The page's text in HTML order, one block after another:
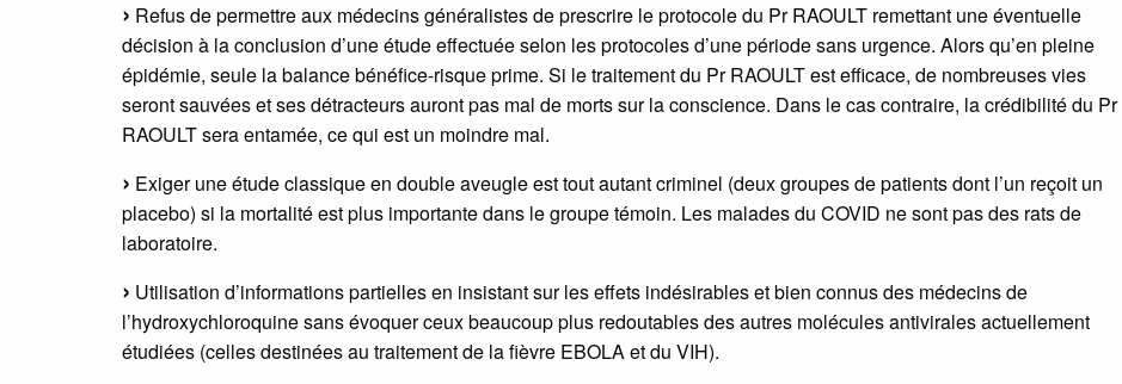
Refus de permettre aux médecins généralistes de prescrire le protocole du Pr RAOULT remettant une éventuelle
décision à la conclusion d’une étude effectuée selon les protocoles d’une période sans urgence. Alors qu’en pleine
épidémie, seule la balance bénéfice-risque prime. Si le traitement du Pr RAOULT est efficace, de nombreuses vies
seront sauvées et ses détracteurs auront pas mal de morts sur la conscience. Dans le cas contraire, la crédibilité du Pr
RAOULT sera entamée, ce qui est un moindre mal.
Exiger une étude classique en double aveugle est tout autant criminel (deux groupes de patients dont l’un reçoit un
placebo) si la mortalité est plus importante dans le groupe témoin. Les malades du COVID ne sont pas des rats de
laboratoire.
Utilisation d’informations partielles en insistant sur les effets indésirables et bien connus des médecins de
l’hydroxychloroquine sans évoquer ceux beaucoup plus redoutables des autres molécules antivirales actuellement
étudiées (celles destinées au traitement de la fièvre EBOLA et du VIH).